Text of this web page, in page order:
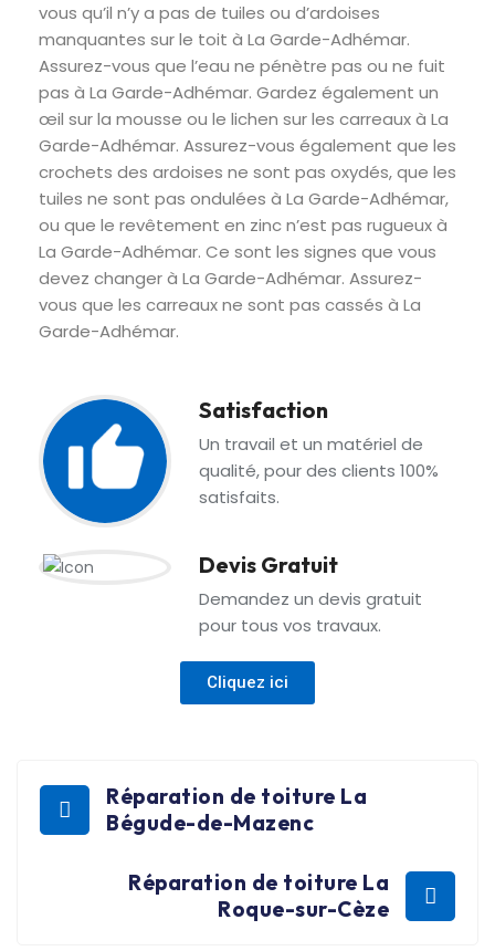
vous qu’il n’y a pas de tuiles ou d’ardoises
manquantes sur le toit à La Garde-Adhémar.
Assurez-vous que l’eau ne pénètre pas ou ne fuit
pas à La Garde-Adhémar. Gardez également un
œil sur la mousse ou le lichen sur les carreaux à La
Garde-Adhémar. Assurez-vous également que les
crochets des ardoises ne sont pas oxydés, que les
tuiles ne sont pas ondulées à La Garde-Adhémar,
ou que le revêtement en zinc n’est pas rugueux à
La Garde-Adhémar. Ce sont les signes que vous
devez changer à La Garde-Adhémar. Assurez-
vous que les carreaux ne sont pas cassés à La
Garde-Adhémar.
Satisfaction
Un travail et un matériel de
qualité, pour des clients 100%
satisfaits.
Devis Gratuit
Demandez un devis gratuit
pour tous vos travaux.
Cliquez ici
Réparation de toiture La
Bégude-de-Mazenc
Réparation de toiture La
Roque-sur-Cèze